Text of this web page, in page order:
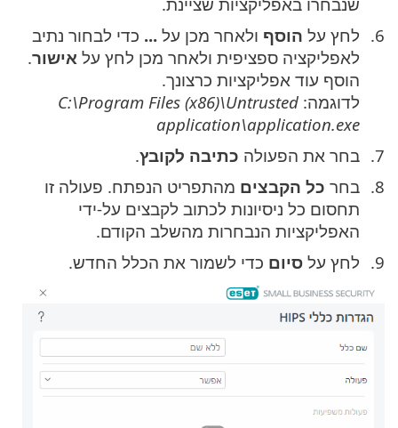
לחץ על הוסף ולאחר מכן על ... כדי לבחור נתיב
לאפליקציה ספציפית ולאחר מכן לחץ על אישור.
הוסף עוד אפליקציות כרצונך.
לדוגמה: C:\Program Files (x86)\Untrusted
application\application.exe
בחר את הפעולה כתיבה לקובץ.
בחר כל הקבצים מהתפריט הנפתח. פעולה זו
תחסום כל ניסיונות לכתוב לקבצים על-ידי
האפליקציות הנבחרות מהשלב הקודם.
לחץ על סיום כדי לשמור את הכלל החדש.